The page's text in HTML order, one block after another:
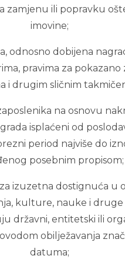
zamjenu ili popravku
imovine;
odnosno dobijena
pravima za pokazano
i drugim sličnim
na osnovu
isplaćeni od
period najviše do
posebnim propisom;
izuzetna dostignuća u
kulture, nauke i druge
državni, entitetski ili
obilježavanja
datuma;